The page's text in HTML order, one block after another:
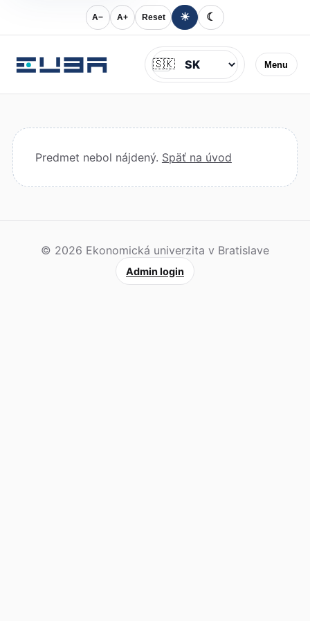
A− A+ Reset ☀ ☾
Menu
Jazyk
🇸🇰
Predmet nebol nájdený. Späť na úvod
© 2026 Ekonomická univerzita v Bratislave
Admin login